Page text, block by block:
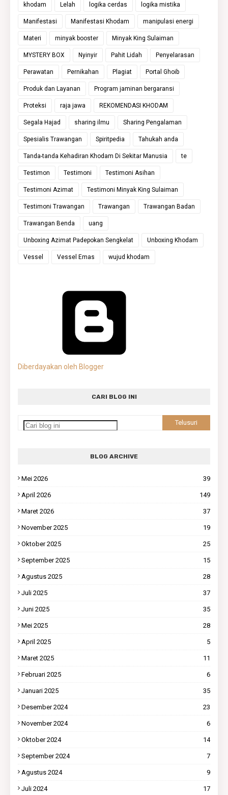
khodam Lelah logika cerdas logika mistika
Manifestasi Manifestasi Khodam manipulasi energi
Materi minyak booster Minyak King Sulaiman
MYSTERY BOX Nyinyir Pahit Lidah Penyelarasan
Perawatan Pernikahan Plagiat Portal Ghoib
Produk dan Layanan Program jaminan bergaransi
Proteksi raja jawa REKOMENDASI KHODAM
Segala Hajad sharing ilmu Sharing Pengalaman
Spesialis Trawangan Spiritpedia Tahukah anda
Tanda-tanda Kehadiran Khodam Di Sekitar Manusia te
Testimon Testimoni Testimoni Asihan
Testimoni Azimat Testimoni Minyak King Sulaiman
Testimoni Trawangan Trawangan Trawangan Badan
Trawangan Benda uang
Unboxing Azimat Padepokan Sengkelat Unboxing Khodam
Vessel Vessel Emas wujud khodam
Diberdayakan oleh Blogger
CARI BLOG INI
BLOG ARCHIVE
Mei 2026 39
April 2026 149
Maret 2026 37
November 2025 19
Oktober 2025 25
September 2025 15
Agustus 2025 28
Juli 2025 37
Juni 2025 35
Mei 2025 28
April 2025 5
Maret 2025 11
Februari 2025 6
Januari 2025 35
Desember 2024 23
November 2024 6
Oktober 2024 14
September 2024 7
Agustus 2024 9
Juli 2024 17